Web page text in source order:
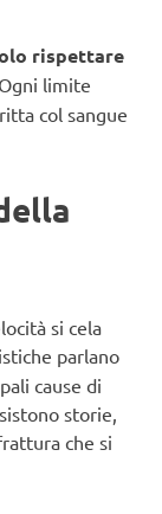
rispettare
Ogni limite
col sangue
si cela
parlano
cause di
storie,
che si